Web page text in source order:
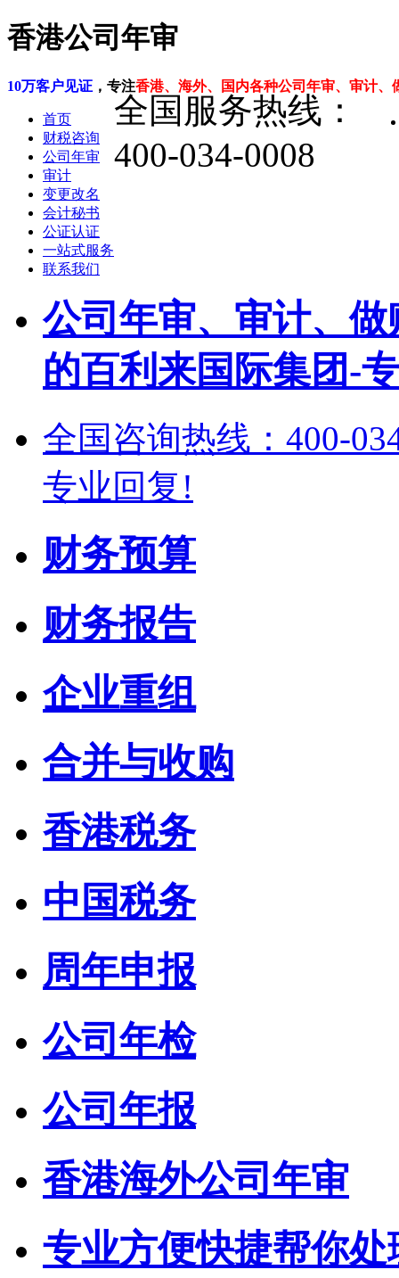
香港公司年审
10万客户见证 ，专注香港、海外、国内各种公司年审、审计、
首页
财税咨询
公司年审
审计
变更改名
会计秘书
公证认证
一站式服务
联系我们
全国服务热线：
400-034-0008
公司年审、审计、
的百利来国际集团-
全国咨询热线：400-
专业回复!
财务预算
财务报告
企业重组
合并与收购
香港税务
中国税务
周年申报
公司年检
公司年报
香港海外公司年审
专业方便快捷帮你